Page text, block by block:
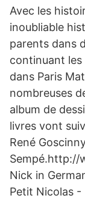
Avec les
inoubliable
parents dans
continuant les
dans Paris
nombreuses
album de
livres vont
René
Sempé.http://
Nick in
Petit Nicolas